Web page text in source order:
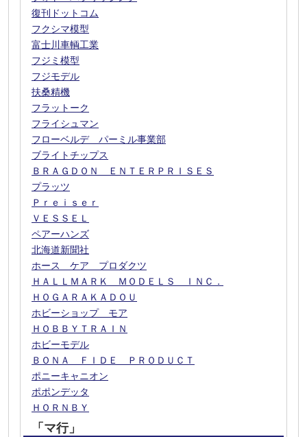
復刊ドットコム
フクシマ模型
富士川車輌工業
フジミ模型
フジモデル
扶桑精機
フラットーク
フライシュマン
フローベルデ パーミル事業部
ブライトチップス
ＢＲＡＧＤＯＮ ＥＮＴＥＲＰＲＩＳＥＳ
プラッツ
Ｐｒｅｉｓｅｒ
ＶＥＳＳＥＬ
ペアーハンズ
北海道新聞社
ホース ケア プロダクツ
ＨＡＬＬＭＡＲＫ ＭＯＤＥＬＳ ＩＮＣ．
ＨＯＧＡＲＡＫＡＤＯＵ
ホビーショップ モア
ＨＯＢＢＹＴＲＡＩＮ
ホビーモデル
ＢＯＮＡ ＦＩＤＥ ＰＲＯＤＵＣＴ
ポニーキャニオン
ポポンデッタ
ＨＯＲＮＢＹ
「マ行」